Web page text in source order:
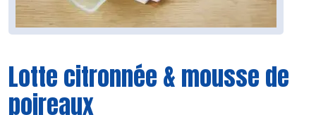
Lotte citronnée & mousse de
poireaux